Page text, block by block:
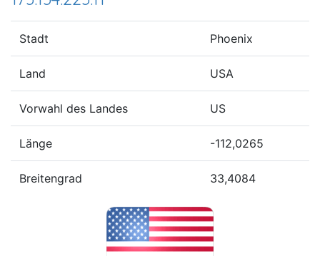
Stadt Phoenix
Land USA
Vorwahl des Landes US
Länge -112,0265
Breitengrad 33,4084